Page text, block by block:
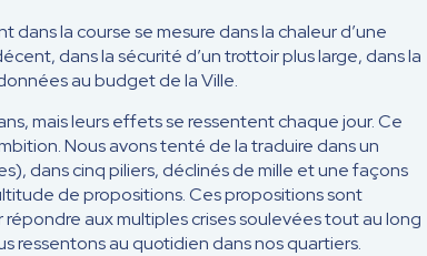
la course se mesure dans la chaleur d’une
dans la sécurité d’un trottoir plus large, dans la
au budget de la Ville.
mais leurs effets se ressentent chaque jour. Ce
Nous avons tenté de la traduire dans un
dans cinq piliers, déclinés de mille et une façons
de propositions. Ces propositions sont
aux multiples crises soulevées tout au long
ressentons au quotidien dans nos quartiers.